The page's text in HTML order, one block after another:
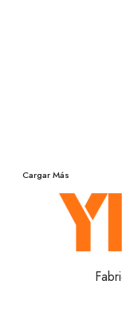
Cargar Más